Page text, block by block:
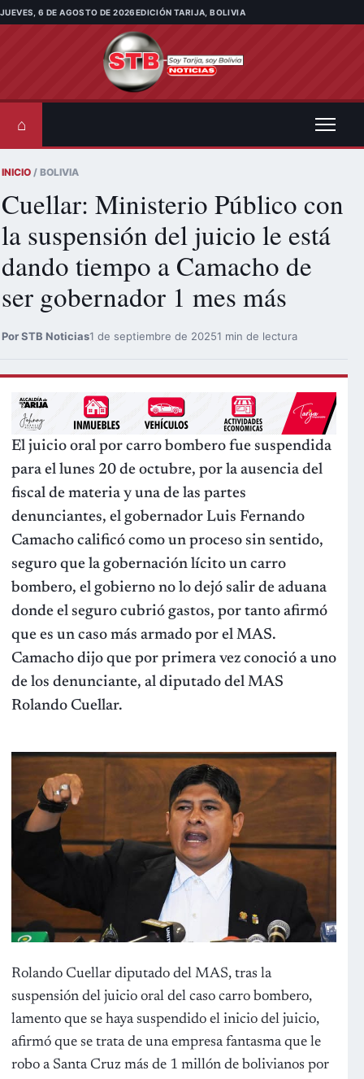
Saltar al contenido
JUEVES, 6 DE AGOSTO DE 2026EDICIÓN TARIJA, BOLIVIA
⌂
INICIO / BOLIVIA
Cuellar: Ministerio Público con
la suspensión del juicio le está
dando tiempo a Camacho de
ser gobernador 1 mes más
Por STB Noticias1 de septiembre de 20251 min de lectura
El juicio oral por carro bombero fue suspendida
para el lunes 20 de octubre, por la ausencia del
fiscal de materia y una de las partes
denunciantes, el gobernador Luis Fernando
Camacho calificó como un proceso sin sentido,
seguro que la gobernación lícito un carro
bombero, el gobierno no lo dejó salir de aduana
donde el seguro cubrió gastos, por tanto afirmó
que es un caso más armado por el MAS.
Camacho dijo que por primera vez conoció a uno
de los denunciante, al diputado del MAS
Rolando Cuellar.
Rolando Cuellar diputado del MAS, tras la
suspensión del juicio oral del caso carro bombero,
lamento que se haya suspendido el inicio del juicio,
afirmó que se trata de una empresa fantasma que le
robo a Santa Cruz más de 1 millón de bolivianos por